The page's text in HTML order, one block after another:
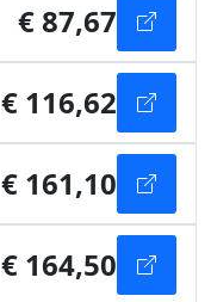
€ 87,67
€ 116,62
€ 161,10
€ 164,50